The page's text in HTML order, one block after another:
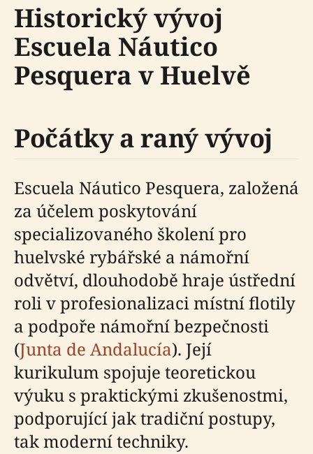
Historický vývoj
Escuela Náutico
Pesquera v Huelvě
Počátky a raný vývoj
Escuela Náutico Pesquera, založená
za účelem poskytování
specializovaného školení pro
huelvské rybářské a námořní
odvětví, dlouhodobě hraje ústřední
roli v profesionalizaci místní flotily
a podpoře námořní bezpečnosti
(Junta de Andalucía). Její
kurikulum spojuje teoretickou
výuku s praktickými zkušenostmi,
podporující jak tradiční postupy,
tak moderní techniky.